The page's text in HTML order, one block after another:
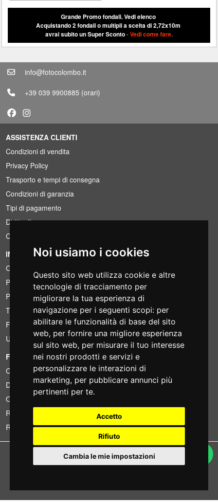
Noi usiamo i cookies
Questo sito web utilizza cookie e altre
tecnologie di tracciamento per
migliorare la tua esperienza di
navigazione per i seguenti scopi: per
abilitare le funzionalità di base del sito
web, per fornire una migliore esperienza
sul sito web, per misurare il tuo interesse
nei nostri prodotti e servizi e
personalizzare le interazioni di
marketing, per pubblicare annunci più
pertinenti per te.
Accetto
Rifiuto
Cambia le mie impostazioni
Grande Promo fondali.Vedi elenco
Acquistando 2 fondali o multipli a scelta di 2,72x10m
avrai subito un Super Sconto-Vedi come fare.
info@fotocolombo.it
+39 039 9900885 (orari)
ASSISTENZA CLIENTI
Condizioni di vendita
Privacy Policy
Trasporto e tempi di consegna
Condizioni di garanzia
Tipi di pagamento
Diritto di recesso
Condizioni IVA
INFORMAZIONI
Condizioni di noleggio
Preventivi
Pacchetti risparmio
Trovato a meno?
Finanziamento
Usato
FOTOCOLOMBO.IT
Chi siamo
Dove siamo
Orari di negozio
Recensioni su Trovaprezzi
Recensioni su Google
Copyright © Fotocolombo Srl - Viale Verdi 95 - 23807 Merate (LC) - P. Iva
03298370135 - SDI: M5UXCR1